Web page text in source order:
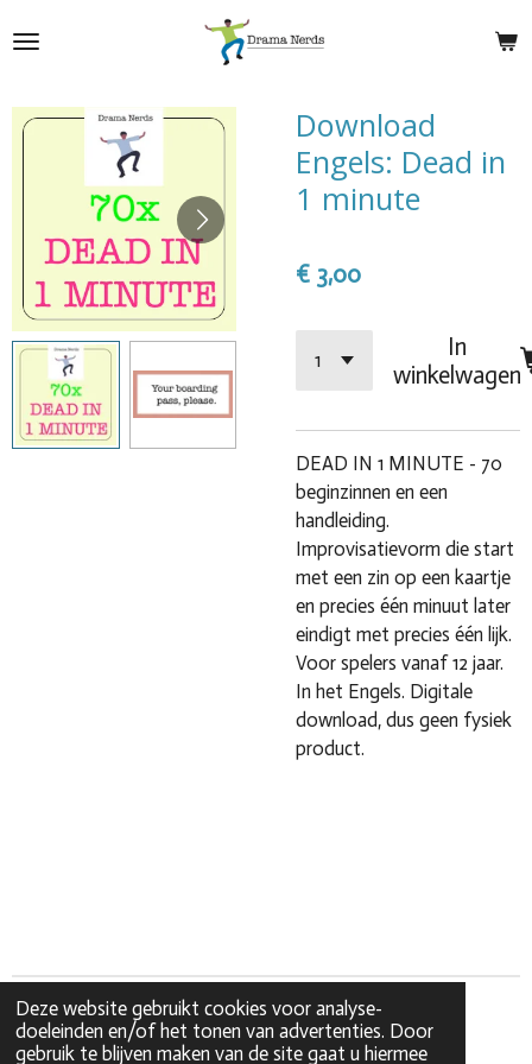
Deze website gebruikt cookies voor analyse-
doeleinden en/of het tonen van advertenties. Door
gebruik te blijven maken van de site gaat u hiermee
direct
de
hoofdinhoud
Download
Engels: Dead in
1 minute
€ 3,00
In
winkelwagen
DEAD IN 1 MINUTE - 70
beginzinnen en een
handleiding.
Improvisatievorm die start
met een zin op een kaartje
en precies één minuut later
eindigt met precies één lijk.
Voor spelers vanaf 12 jaar.
In het Engels. Digitale
download, dus geen fysiek
product.